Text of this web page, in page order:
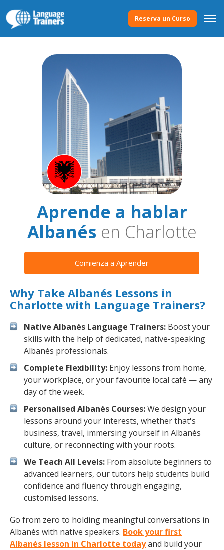
Reserva un Curso
Aprende a hablar
Albanésen Charlotte
Comienza a Aprender
Why Take Albanés Lessons in
Charlotte with Language Trainers?
Native Albanés Language Trainers: Boost your
skills with the help of dedicated, native-speaking
Albanés professionals.
Complete Flexibility: Enjoy lessons from home,
your workplace, or your favourite local café — any
day of the week.
Personalised Albanés Courses:We design your
lessons around your interests, whether that's
business, travel, immersing yourself in Albanés
culture, or reconnecting with your roots.
We Teach All Levels: From absolute beginners to
advanced learners, our tutors help students build
confidence and fluency through engaging,
customised lessons.
Go from zero to holding meaningful conversations in
Albanés with native speakers. Book your first
Albanés lesson in Charlotte todayand build your